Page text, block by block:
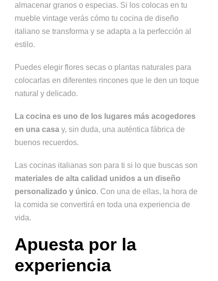
almacenar granos o especias. Si los colocas en tu
mueble vintage verás cómo tu cocina de diseño
italiano se transforma y se adapta a la perfección al
estilo.
Puedes elegir flores secas o plantas naturales para
colocarlas en diferentes rincones que le den un toque
natural y delicado.
La cocina es uno de los lugares más acogedores
en una casa y, sin duda, una auténtica fábrica de
buenos recuerdos.
Las cocinas italianas son para ti si lo que buscas son
materiales de alta calidad unidos a un diseño
personalizado y único. Con una de ellas, la hora de
la comida se convertirá en toda una experiencia de
vida.
Apuesta por la
experiencia